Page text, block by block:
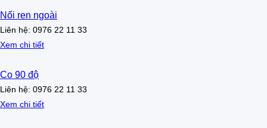
Nối ren ngoài
Liên hệ: 0976 22 11 33
Xem chi tiết
Co 90 độ
Liên hệ: 0976 22 11 33
Xem chi tiết